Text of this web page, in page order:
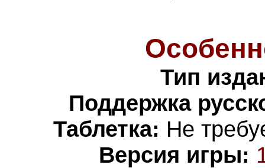
Тип
Поддержка
Таблетка: Не
Версия игры: